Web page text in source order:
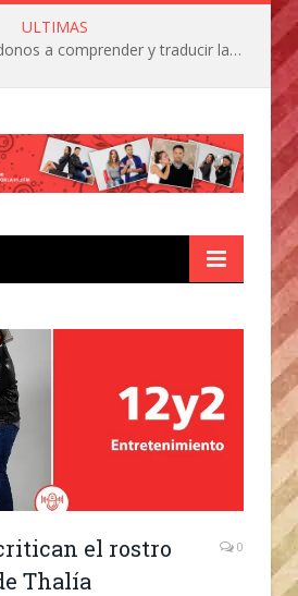
ULTIMAS
La IA está acercándonos a comprender y traducir las vocalizaciones y comportamientos de nuestras mascotas
el rostro
Thalía
0